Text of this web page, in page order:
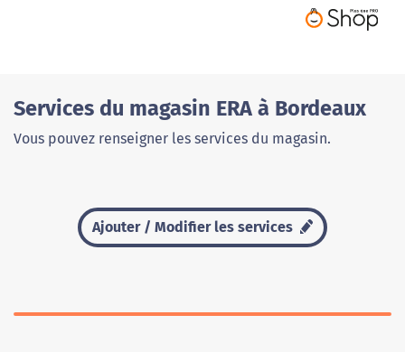
Services du magasin ERA à Bordeaux
Vous pouvez renseigner les services du magasin.
Ajouter / Modifier les services